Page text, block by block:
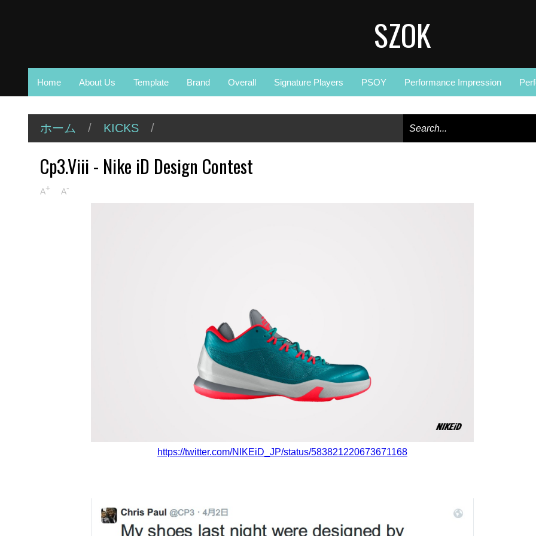
SZOK
Home About Us Template Brand Overall Signature Players PSOY Performance Impression
ホーム / KICKS /
Cp3.Viii - Nike iD Design Contest
A+ A-
https://twitter.com/NIKEiD_JP/status/583821220673671168